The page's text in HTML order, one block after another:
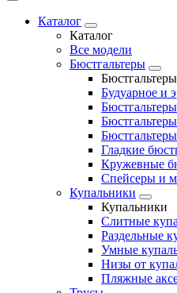
Каталог
Каталог
Все модели
Бюстгальтеры
Бюстгальтеры
Будуарное и
Гладкие
Кружевные
Спейсеры и
Купальники
Купальники
Слитные
Раздельные
Умные
Низы от
Пляжные